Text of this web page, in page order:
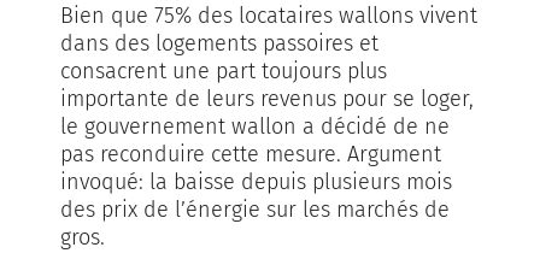
Bien que 75% des locataires wallons vivent
dans des logements passoires et
consacrent une part toujours plus
importante de leurs revenus pour se loger,
le gouvernement wallon a décidé de ne
pas reconduire cette mesure. Argument
invoqué: la baisse depuis plusieurs mois
des prix de l’énergie sur les marchés de
gros.